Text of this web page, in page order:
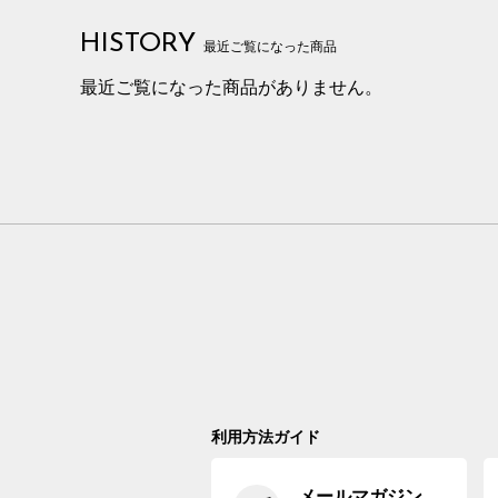
HISTORY 最近ご覧になった商品
最近ご覧になった商品がありません。
利用方法ガイド